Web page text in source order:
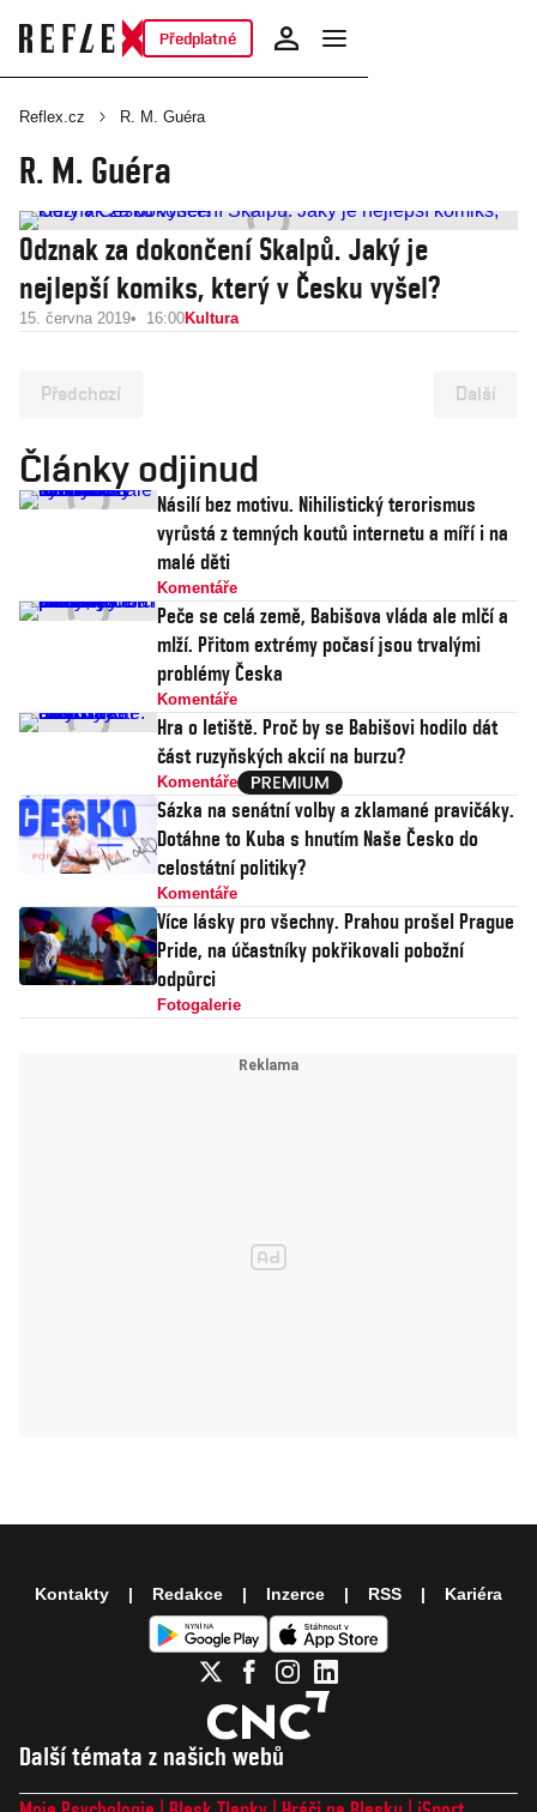
Předplatné
Reflex.cz R. M. Guéra
R. M. Guéra
Odznak za dokončení Skalpů. Jaký je
nejlepší komiks, který v Česku vyšel?
15. června 2019 16:00Kultura
Předchozí Další
Články odjinud
Násilí bez motivu. Nihilistický terorismus
vyrůstá z temných koutů internetu a míří i na
malé děti
Komentáře
Peče se celá země, Babišova vláda ale mlčí a
mlží. Přitom extrémy počasí jsou trvalými
problémy Česka
Komentáře
Hra o letiště. Proč by se Babišovi hodilo dát
část ruzyňských akcií na burzu?
Komentáře
Sázka na senátní volby a zklamané pravičáky.
Dotáhne to Kuba s hnutím Naše Česko do
celostátní politiky?
Komentáře
Více lásky pro všechny. Prahou prošel Prague
Pride, na účastníky pokřikovali pobožní
odpůrci
Fotogalerie
Další témata z našich webů
Kontakty Redakce Inzerce RSS Kariéra